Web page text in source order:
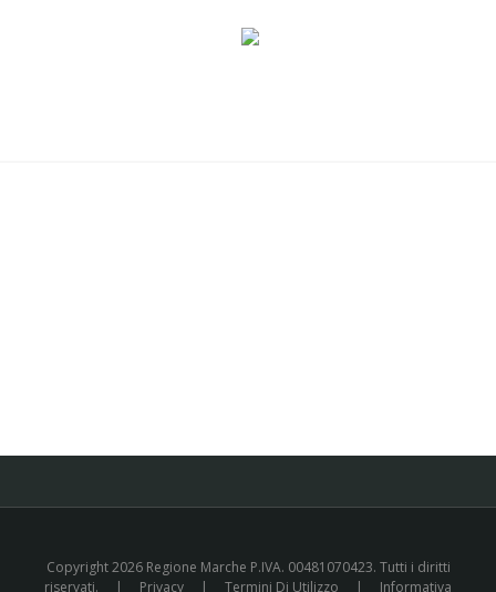
Copyright 2026 Regione Marche P.IVA. 00481070423. Tutti i diritti
riservati.
| Privacy | Termini Di Utilizzo | Informativa